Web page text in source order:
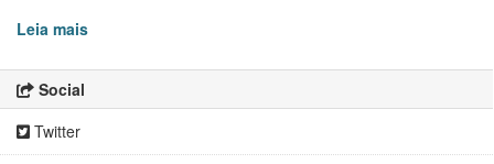
Leia mais
Social
Twitter